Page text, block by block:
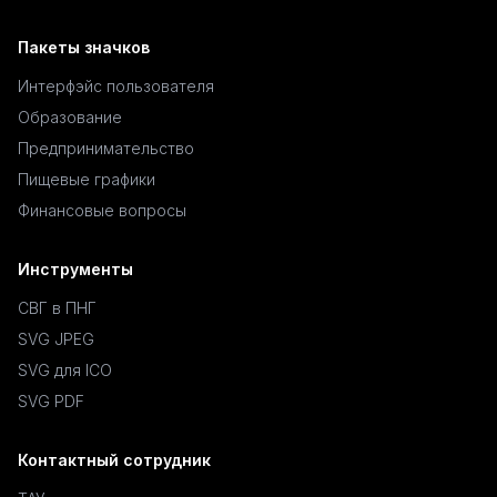
Пакеты значков
Интерфэйс пользователя
Образование
Предпринимательство
Пищевые графики
Финансовые вопросы
Инструменты
СВГ в ПНГ
SVG JPEG
SVG для ICO
SVG PDF
Контактный сотрудник